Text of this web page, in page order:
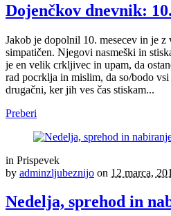
Dojenčkov dnevnik:
Jakob je dopolnil 10. mesecev in je
simpatičen. Njegovi nasmeški in
je en velik crkljivec in upam, da
rad pocrklja in mislim, da so/bodo
drugačni, ker jih ves čas stiskam...
Preberi
in Prispevek
by adminzljubeznijo on 12 marca,
Nedelja, sprehod in